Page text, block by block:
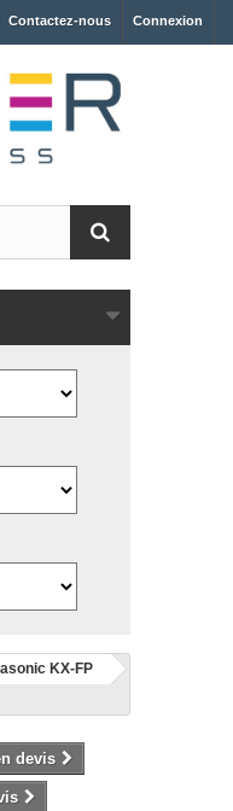
Connexion
Contactez-nous
KX-FP
devis